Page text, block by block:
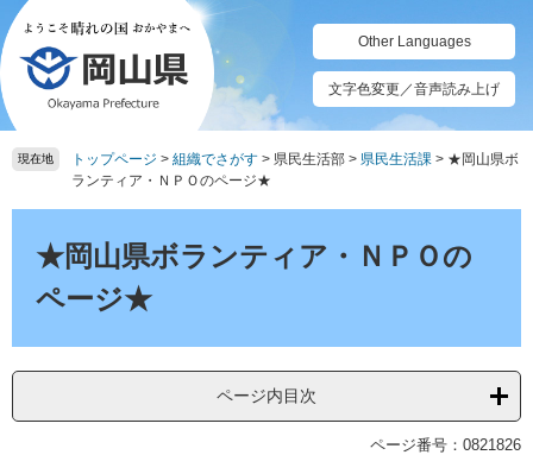
ペ
ー
ジ
の
先
頭
メ
ニ
ュ
ー
を
飛
て
Other Languages
文字色変更／音声読み上げ
現在地 トップページ > 組織でさがす > 県民生活部 > 県民生活課 > ★岡山県ボ
ランティア・ＮＰＯのページ★
★岡山県ボランティア・ＮＰＯの
ページ★
ページ内目次
ページ番号：0821826